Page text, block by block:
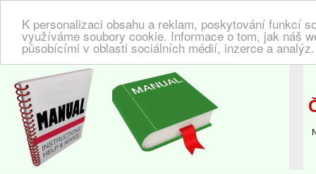
K personalizaci obsahu a reklam, poskytování funkcí
využíváme soubory cookie. Informace o tom, jak náš
působícími v oblasti sociálních médií, inzerce a
NÁVOD K POUŽITÍ| Zde najdete český návod!